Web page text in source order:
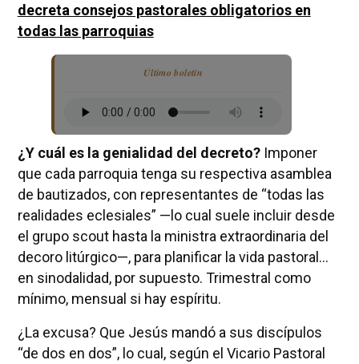
decreta consejos pastorales obligatorios en
todas las parroquias
Último boletín
¿Y cuál es la genialidad del decreto?Imponer
que cada parroquia tenga su respectiva asamblea
de bautizados, con representantes de “todas las
realidades eclesiales” —lo cual suele incluir desde
el grupo scout hasta la ministra extraordinaria del
decoro litúrgico—, para planificar la vida pastoral...
en sinodalidad, por supuesto. Trimestral como
mínimo, mensual si hay espíritu.
¿La excusa? Que Jesús mandó a sus discípulos
“de dos en dos”, lo cual, según el Vicario Pastoral